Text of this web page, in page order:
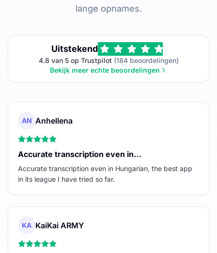
lange opnames.
Uitstekend
4.8 van 5 op Trustpilot(184 beoordelingen)
Bekijk meer echte beoordelingen
AN Anhellena
Accurate transcription even in…
Accurate transcription even in Hungarian, the best app
in its league I have tried so far.
KA KaiKai ARMY